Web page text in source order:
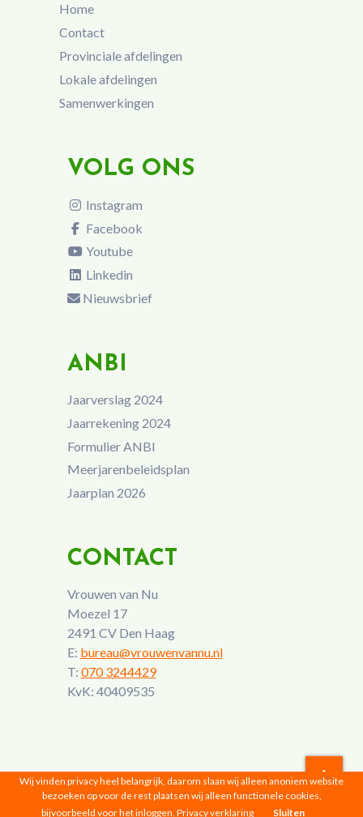
Home
Contact
Provinciale afdelingen
Lokale afdelingen
Samenwerkingen
VOLG ONS
Instagram
Facebook
Youtube
Linkedin
Nieuwsbrief
ANBI
Jaarverslag 2024
Jaarrekening 2024
Formulier ANBI
Meerjarenbeleidsplan
Jaarplan 2026
CONTACT
Vrouwen van Nu
Moezel 17
2491 CV Den Haag
E: bureau@vrouwenvannu.nl
T: 070 3244429
KvK: 40409535
Vrouwen van Nu © 2026 |Privacyverklaring
Wij vinden privacy heel belangrijk, daarom slaan wij alleen anoniem website
bezoeken op voor de rest plaatsen wij alleen functionele cookies,
bijvoorbeeld voor het inloggen. Privacy verklaring Sluiten